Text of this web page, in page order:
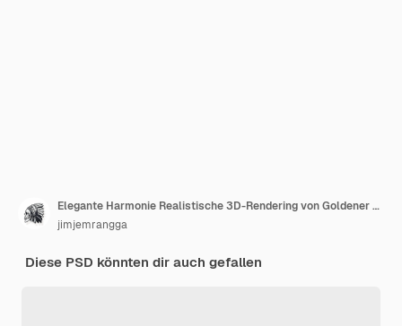
Elegante Harmonie Realistische 3D-Rendering von Goldener und Schwarzer Welle ohne Hintergrund
jimjemrangga
Diese PSD könnten dir auch gefallen